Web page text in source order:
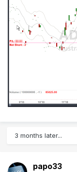
3 months later...
papo33